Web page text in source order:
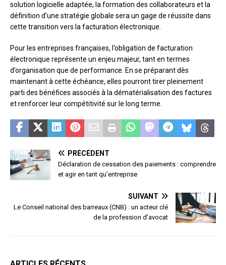
solution logicielle adaptée, la formation des collaborateurs et la
définition d’une stratégie globale sera un gage de réussite dans
cette transition vers la facturation électronique.
Pour les entreprises françaises, l’obligation de facturation
électronique représente un enjeu majeur, tant en termes
d’organisation que de performance. En se préparant dès
maintenant à cette échéance, elles pourront tirer pleinement
parti des bénéfices associés à la dématérialisation des factures
et renforcer leur compétitivité sur le long terme.
PRÉCÉDENT
Déclaration de cessation des paiements : comprendre
et agir en tant qu’entreprise
SUIVANT
Le Conseil national des barreaux (CNB) : un acteur clé
de la profession d’avocat